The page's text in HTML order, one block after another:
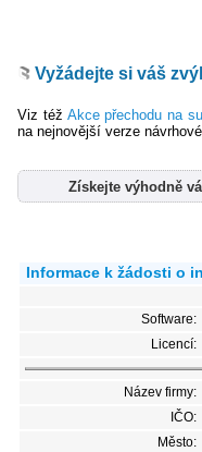
Vyžádejte si váš
Viz též Akce přechodu na
na nejnovější verze
Získejte výhodně
Informace k žádosti o
Software:
Licencí:
Název firmy:
IČO:
Město: